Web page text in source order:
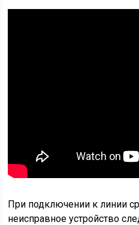
При подключении к линии
неисправное устройство